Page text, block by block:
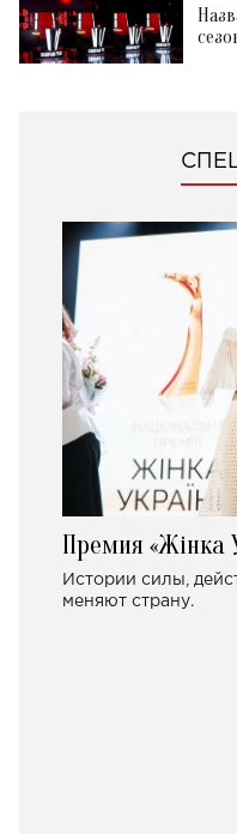
Премия «Жінка
Истории силы,
меняют страну.